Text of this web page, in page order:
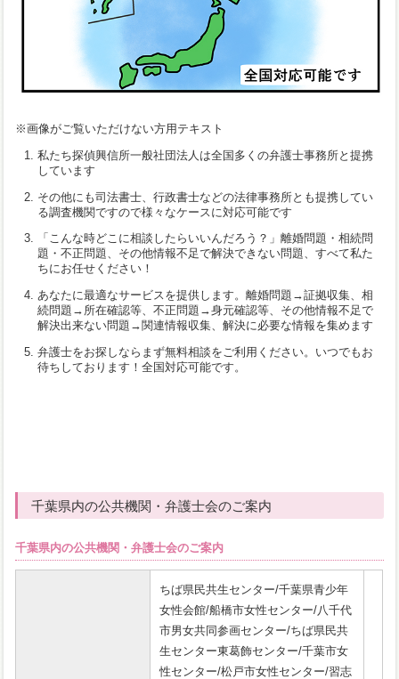
※画像がご覧いただけない方用テキスト
私たち探偵興信所一般社団法人は全国多くの弁護士事務所と提携
しています
その他にも司法書士、行政書士などの法律事務所とも提携してい
る調査機関ですので様々なケースに対応可能です
「こんな時どこに相談したらいいんだろう？」離婚問題・相続問
題・不正問題、その他情報不足で解決できない問題、すべて私た
ちにお任せください！
あなたに最適なサービスを提供します。離婚問題→証拠収集、相
続問題→所在確認等、不正問題→身元確認等、その他情報不足で
解決出来ない問題→関連情報収集、解決に必要な情報を集めます
弁護士をお探しならまず無料相談をご利用ください。いつでもお
待ちしております！全国対応可能です。
千葉県内の公共機関・弁護士会のご案内
千葉県内の公共機関・弁護士会のご案内
ちば県民共生センター/千葉県青少年
女性会館/船橋市女性センター/八千代
市男女共同参画センター/ちば県民共
生センター東葛飾センター/千葉市女
性センター/松戸市女性センター/習志